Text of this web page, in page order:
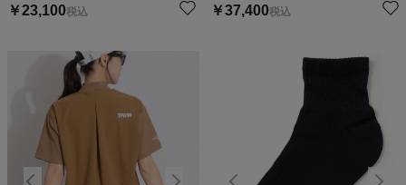
￥23,100税込 ￥37,400税込